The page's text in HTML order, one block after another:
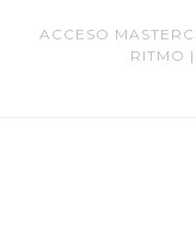
ACCESO
RITMO |